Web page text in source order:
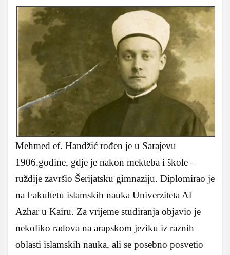
Mehmed ef. Handžić rođen je u Sarajevu
1906.godine, gdje je nakon mekteba i škole –
ruždije završio Šerijatsku gimnaziju. Diplomirao je
na Fakultetu islamskih nauka Univerziteta Al
Azhar u Kairu. Za vrijeme studiranja objavio je
nekoliko radova na arapskom jeziku iz raznih
oblasti islamskih nauka, ali se posebno posvetio